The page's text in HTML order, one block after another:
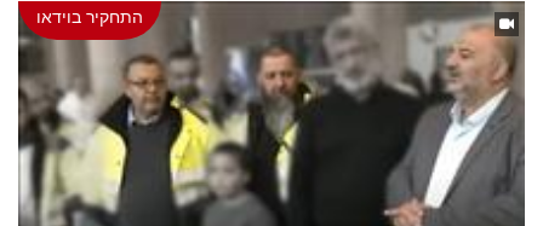
התחקיר בוידאו